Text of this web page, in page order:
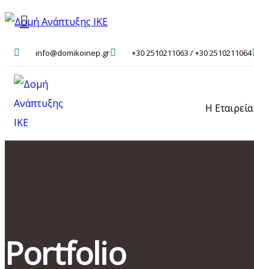
info@domikoinep.gr +30 2510211063 / +30 2510211064
Η Εταιρεία
Portfolio